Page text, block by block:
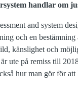
handlar om
and system
och en bestämning
känslighet och
ute på remiss till
hur man gör för